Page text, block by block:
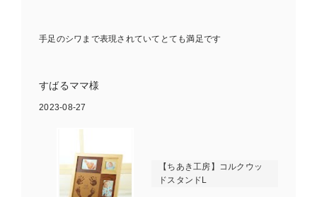
手足のシワまで表現されていてとても満足です
すばるママ様
2023-08-27
【ちあき工房】コルクウッ
ドスタンドL